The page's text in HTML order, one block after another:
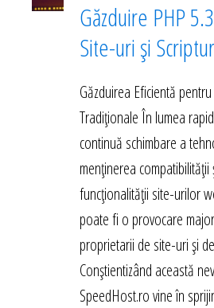
Găzduire PHP
Site-uri și
Găzduirea Eficientă
Tradiționale În lumea
continuă schimbare a
menținerea compatibilității
funcționalității site-urilor
poate fi o provocare
proprietarii de site-uri și
Conștientizând această
SpeedHost.ro vine în